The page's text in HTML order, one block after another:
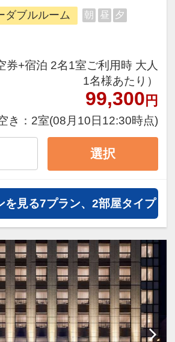
容】
～
□ ■ □ ■ □
事完了しました
はご利用頂けませんので
□ ■ □ ■ □
ダブルルーム 朝 昼 夕
券+宿泊 2名1室ご利用時 大人
1名様あたり）
99,300 円
き： 2室(08月10日12:30時点)
選択
を見る7プラン、2部屋タイプ